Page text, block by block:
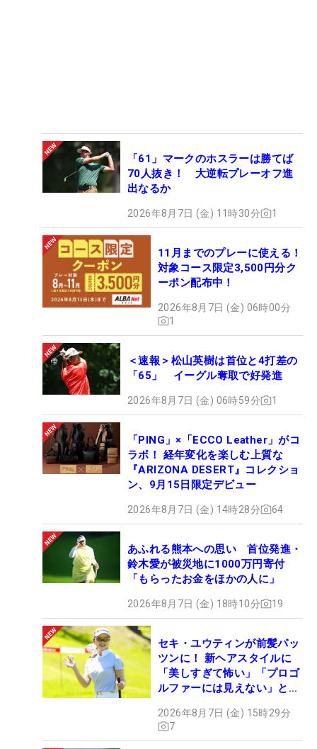
「61」マークのホスラーは勝てば
70人抜き！ 大逆転プレーオフ進
出なるか
2026年8月7日 (金) 11時30分 1
11月までのプレーに使える！
対象コース限定3,500円分ク
ーポン配布中！
2026年8月7日 (金) 06時00分
1
＜速報＞松山英樹は首位と4打差の
「65」 イーグル奪取で好発進
2026年8月7日 (金) 06時59分 1
「PING」×「ECCO Leather」がコ
ラボ！ 経年変化を楽しむ上質な
『ARIZONA DESERT』コレクショ
ン、9月15日限定デビュー
2026年8月7日 (金) 14時28分 64
あふれる熊本への思い 首位発進・
鈴木愛が被災地に1000万円寄付
「もらったお金をほかの人に」
2026年8月7日 (金) 18時10分 19
セキ・ユウティンが前髪パッ
ツンに！ 新ヘアスタイルに
「美しすぎて怖い」「プロゴ
ルファーには見えない」とコ
2026年8月7日 (金) 15時29分
7